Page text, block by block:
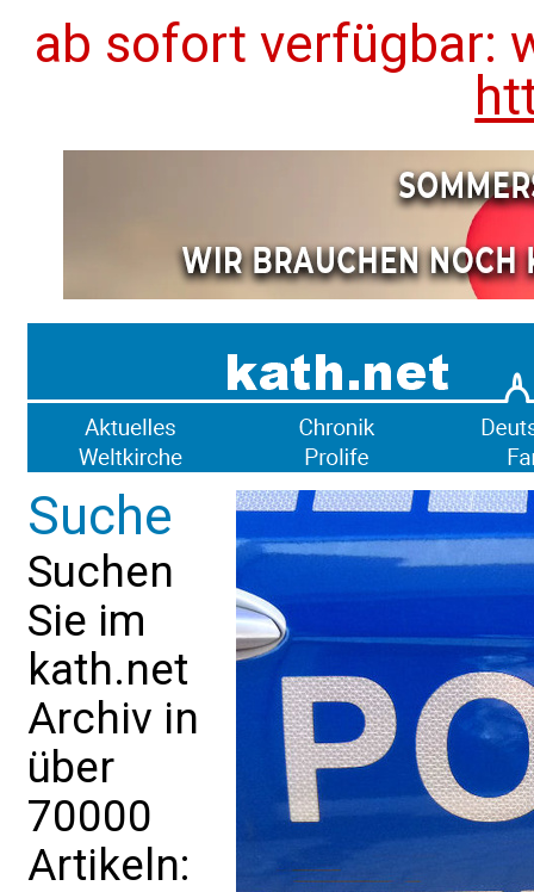
ab sofort verfügbar:
Suche
Suchen
Sie im
kath.net
Archiv in
über
70000
Artikeln: